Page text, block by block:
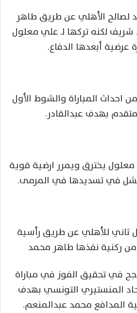
لصالح الأهلي عن طريق طاهر
شريف لكنه تركها لـ علي معلول
عرضية أبعدها الدفاع.
احداث المباراة والشوط الأول
بهدف عبدالقادر.
معلول يخترق ويمرر ارضية قوية
في تسديدها في المرمى.
ثاني للأهلي عن طريق رأسية
ركنية نفذها طاهر محمد
في تحقيق الفوز في مباراة
المنستيري التونسي بهدف
المدافع محمد عبدالمنعم.